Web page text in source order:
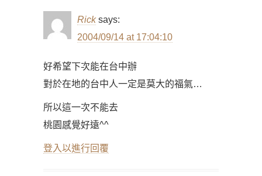
Rick says:
2004/09/14 at 17:04:10
好希望下次能在台中辦
對於在地的台中人一定是莫大的福氣…
所以這一次不能去
桃園感覺好遠^^
登入以進行回覆